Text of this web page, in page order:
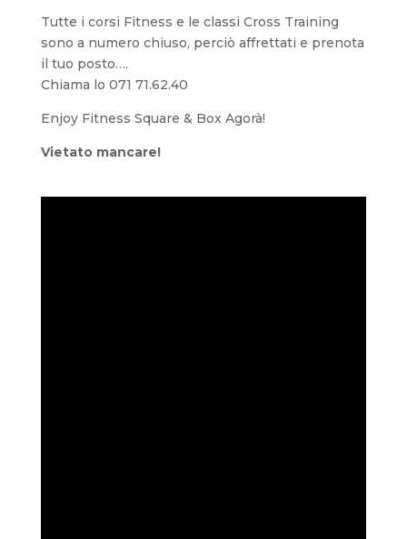
Tutte i corsi Fitness e le classi Cross Training
sono a numero chiuso, perciò affrettati e prenota
il tuo posto….
Chiama lo 071 71.62.40
Enjoy Fitness Square & Box Agorà!
Vietato mancare!